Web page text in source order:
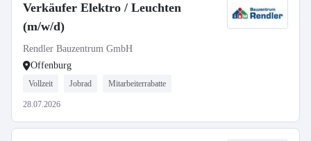
Verkäufer Elektro / Leuchten
(m/w/d)
Rendler Bauzentrum GmbH
Offenburg
Vollzeit Jobrad Mitarbeiterrabatte
28.07.2026